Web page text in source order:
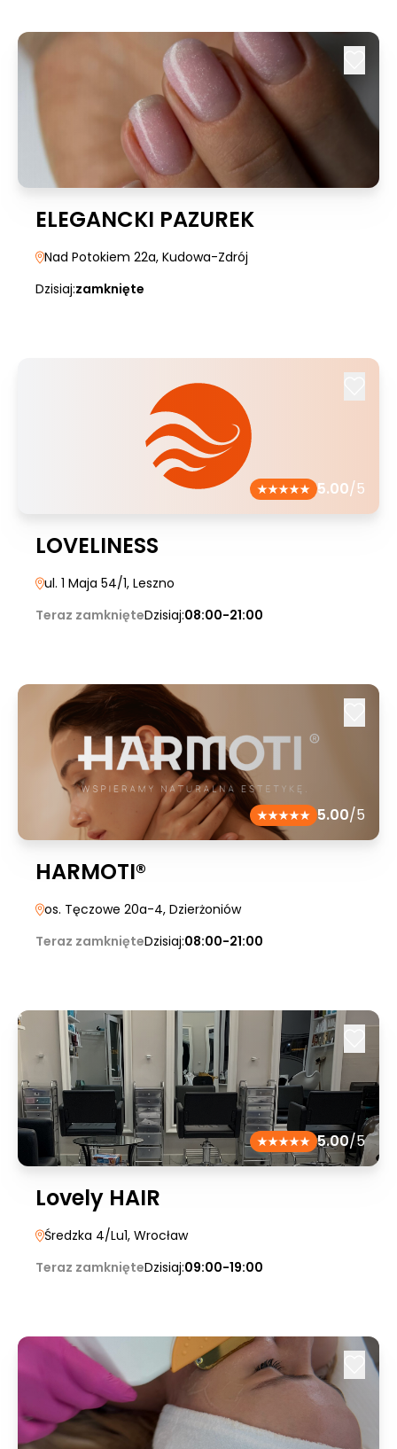
ELEGANCKI PAZUREK
Nad Potokiem 22a, Kudowa-Zdrój
Dzisiaj:zamknięte
5.00/5
LOVELINESS
ul. 1 Maja 54/1, Leszno
Teraz zamknięteDzisiaj:08:00-21:00
5.00/5
HARMOTI®
os. Tęczowe 20a-4, Dzierżoniów
Teraz zamknięteDzisiaj:08:00-21:00
5.00/5
Lovely HAIR
Średzka 4/Lu1, Wrocław
Teraz zamknięteDzisiaj:09:00-19:00